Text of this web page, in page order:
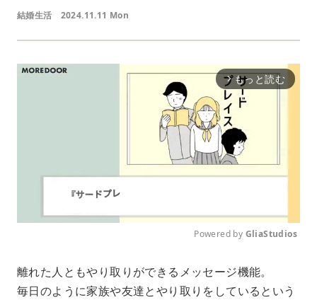
結婚生活 2024.11.11 Mon
arrow_forward_ios もっと読む
u
t
Powered by GliaStudios
離れた人ともやり取りができるメッセージ機能。
毎日のように家族や友達とやり取りをしているという